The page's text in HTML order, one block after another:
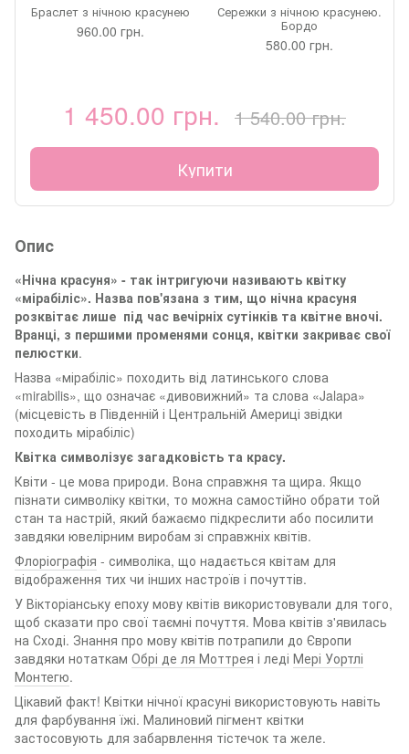
Браслет з нічною красунею
960.00 грн.
Сережки з нічною красунею.
Бордо
580.00 грн.
1 450.00 грн. 1 540.00 грн.
Купити
Опис
«Нічна красуня» - так інтригуючи називають квітку
«мірабіліс». Назва пов'язана з тим, що нічна красуня
розквітає лише під час вечірніх сутінків та квітне вночі.
Вранці, з першими променями сонця, квітки закриває свої
пелюстки.
Назва «мірабіліс» походить від латинського слова
«mirabilis», що означає «дивовижний» та слова «Jalapa»
(місцевість в Південній і Центральній Америці звідки
походить мірабіліс)
Квітка символізує загадковість та красу.
Квіти - це мова природи. Вона справжня та щира. Якщо
пізнати символіку квітки, то можна самостійно обрати той
стан та настрій, який бажаємо підкреслити або посилити
завдяки ювелірним виробам зі справжніх квітів.
Флоріографія - символіка, що надається квітам для
відображення тих чи інших настроїв і почуттів.
У Вікторіанську епоху мову квітів використовували для того,
щоб сказати про свої таємні почуття. Мова квітів з'явилась
на Сході. Знання про мову квітів потрапили до Європи
завдяки нотаткам Обрі де ля Моттрея і леді Мері Уортлі
Монтегю.
Цікавий факт! Квітки нічної красуні використовують навіть
для фарбування їжі. Малиновий пігмент квітки
застосовують для забарвлення тістечок та желе.